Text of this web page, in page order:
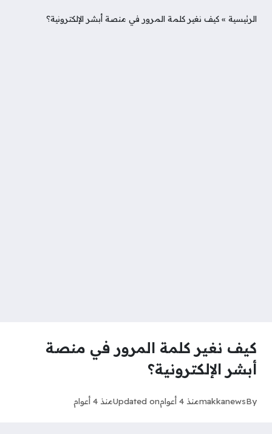
الرئيسية » كيف نغير كلمة المرور في منصة أبشر الإلكترونية؟
كيف نغير كلمة المرور في منصة
أبشر الإلكترونية؟
By
makkanewsمنذ 4 أعوام Updated onمنذ 4 أعوام